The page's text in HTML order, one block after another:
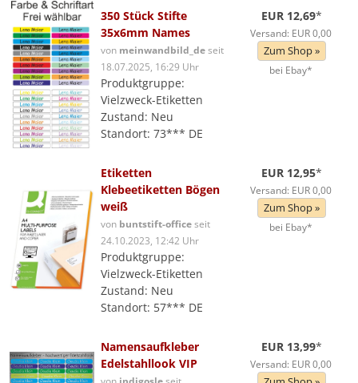
350 Stück Stifte
35x6mm Names
von meinwandbild_deseit
18.07.2025, 16:29 Uhr
Produktgruppe:
Vielzweck-Etiketten
Zustand: Neu
Standort: 73*** DE
EUR 12,69*
Versand: EUR 0,00
Zum Shop »
bei Ebay*
Etiketten
Klebeetiketten Bögen
weiß
von buntstift-officeseit
24.10.2023, 12:42 Uhr
Produktgruppe:
Vielzweck-Etiketten
Zustand: Neu
Standort: 57*** DE
EUR 12,95*
Versand: EUR 0,00
Zum Shop »
bei Ebay*
Namensaufkleber
Edelstahllook VIP
EUR 13,99*
Versand: EUR 0,00